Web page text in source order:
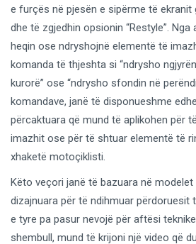
e furçës në pjesën e sipërme të
dhe të zgjedhin opsionin “Restyle”.
heqin ose ndryshojnë elementë të
komanda të thjeshta si “ndrysho
kurorë” ose “ndrysho sfondin në
komandave, janë të disponueshme
përcaktuara që mund të aplikohen për
imazhit ose për të shtuar elementë të
xhaketë motoçiklisti.
Këto veçori janë të bazuara në
dizajnuara për të ndihmuar përdoruesit
e tyre pa pasur nevojë për aftësi
shembull, mund të krijoni një video që